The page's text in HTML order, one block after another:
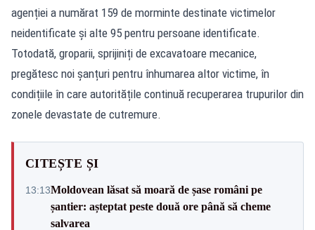
agenției a numărat 159 de morminte destinate victimelor
neidentificate și alte 95 pentru persoane identificate.
Totodată, groparii, sprijiniți de excavatoare mecanice,
pregătesc noi șanțuri pentru înhumarea altor victime, în
condițiile în care autoritățile continuă recuperarea trupurilor din
zonele devastate de cutremure.
CITEȘTE ȘI
13:13Moldovean lăsat să moară de șase români pe
șantier: așteptat peste două ore până să cheme
salvarea